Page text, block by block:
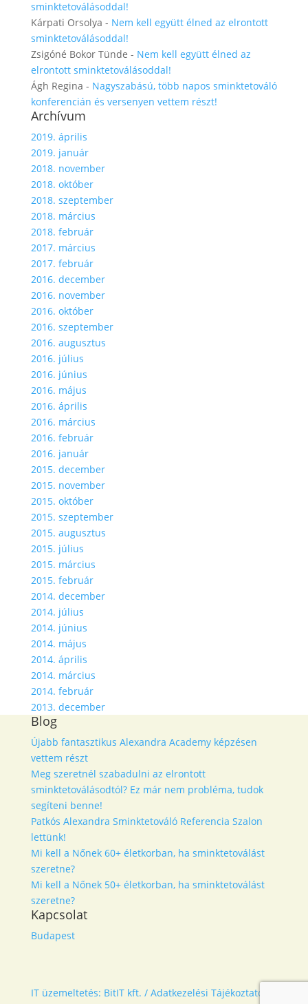
sminktetoválásoddal!
Kárpati Orsolya - Nem kell együtt élned az elrontott
sminktetoválásoddal!
Zsigóné Bokor Tünde - Nem kell együtt élned az
elrontott sminktetoválásoddal!
Ágh Regina - Nagyszabású, több napos sminktetováló
konferencián és versenyen vettem részt!
Archívum
2019. április
2019. január
2018. november
2018. október
2018. szeptember
2018. március
2018. február
2017. március
2017. február
2016. december
2016. november
2016. október
2016. szeptember
2016. augusztus
2016. július
2016. június
2016. május
2016. április
2016. március
2016. február
2016. január
2015. december
2015. november
2015. október
2015. szeptember
2015. augusztus
2015. július
2015. március
2015. február
2014. december
2014. július
2014. június
2014. május
2014. április
2014. március
2014. február
2013. december
Blog
Újabb fantasztikus Alexandra Academy képzésen
vettem részt
Meg szeretnél szabadulni az elrontott
sminktetoválásodtól? Ez már nem probléma, tudok
segíteni benne!
Patkós Alexandra Sminktetováló Referencia Szalon
lettünk!
Mi kell a Nőnek 60+ életkorban, ha sminktetoválást
szeretne?
Mi kell a Nőnek 50+ életkorban, ha sminktetoválást
szeretne?
Kapcsolat
Budapest
IT üzemeltetés: BitIT kft. / Adatkezelési Tájékoztató